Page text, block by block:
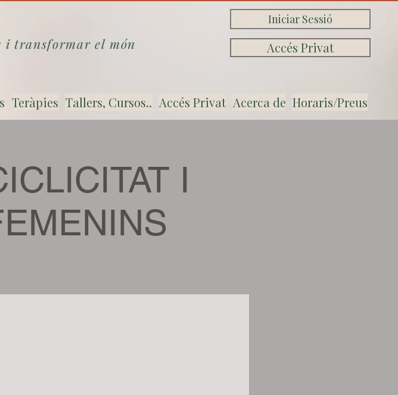
Iniciar Sessió
transformar el món Accés Privat
Teràpies Tallers, Cursos.. Accés Privat Acerca de Horaris/Preus
I